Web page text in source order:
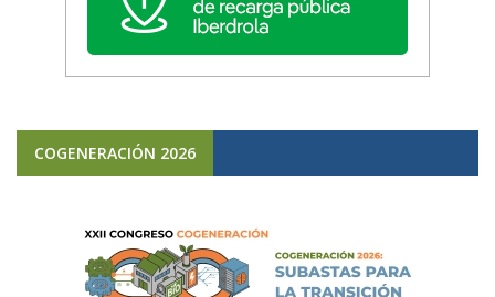
COGENERACIÓN 2026